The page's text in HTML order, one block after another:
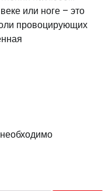
или ноге – это
провоцирующих